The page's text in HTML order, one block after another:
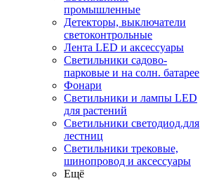
промышленные
Детекторы, выключатели
светоконтрольные
Лента LED и аксессуары
Светильники садово-
парковые и на солн. батарее
Фонари
Светильники и лампы LED
для растений
Светильники светодиод.для
лестниц
Светильники трековые,
шинопровод и аксессуары
Ещё